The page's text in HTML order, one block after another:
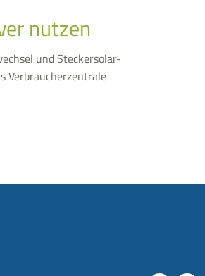
nutzen
und Steckersolar-
Verbraucherzentrale